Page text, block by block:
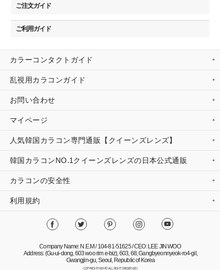
ご注文ガイド
ご利用ガイド
カラーコンタクトガイド
乱視用カラコンガイド
お問い合わせ
マイページ
人気韓国カラコン専門通販【クイーンズレンズ】
韓国カラコンNO.1クイーンズレンズの日本公式通販
カラコンの安全性
利用規約
Company Name: N.E.M / 104-81-51625 / CEO: LEE JIN WOO
Address: (Gu-ui-dong, 603 woo rim e-biz), 603, 68, Gangbyeonnyeok-ro4-gil,
Gwangjin-gu, Seoul, Republic of Korea
COPYRIGHT NEM© ALL RIGHTS RESERVED.